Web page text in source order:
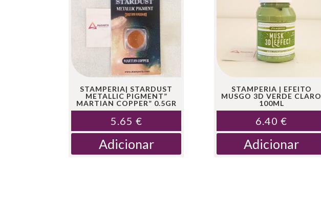
STAMPERIA| STARDUST
METALLIC PIGMENT”
MARTIAN COPPER” 0.5GR
5.65 €
Adicionar
STAMPERIA | EFEITO
MUSGO 3D VERDE CLARO
100ML
6.40€
Adicionar